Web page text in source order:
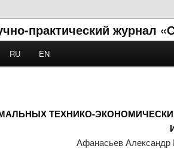
практический журнал
RU EN
ТЕХНИКО-
Афанасьев Александр